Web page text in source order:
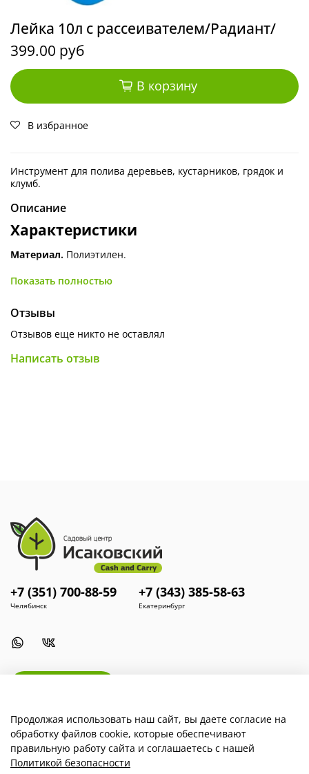
Лейка 10л с рассеивателем/Радиант/
399.00 руб
В корзину
В избранное
Инструмент для полива деревьев, кустарников, грядок и
клумб.
Описание
Характеристики
Материал. Полиэтилен.
Объём.10л.
Показать полностью
Отзывы
Отзывов еще никто не оставлял
Написать отзыв
Наша компания
+7 (351) 700-88-59
Челябинск
+7 (343) 385-58-63
Екатеринбург
Продолжая использовать наш сайт, вы даете согласие на
обработку файлов cookie, которые обеспечивают
правильную работу сайта и соглашаетесь с нашей
Политикой безопасности